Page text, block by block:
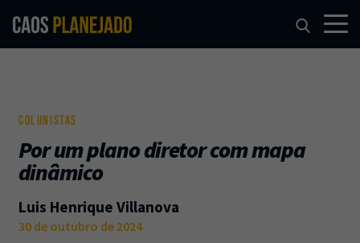
COLUNISTAS
Por um plano diretor com mapa
dinâmico
Luis Henrique Villanova
30 de outubro de 2024